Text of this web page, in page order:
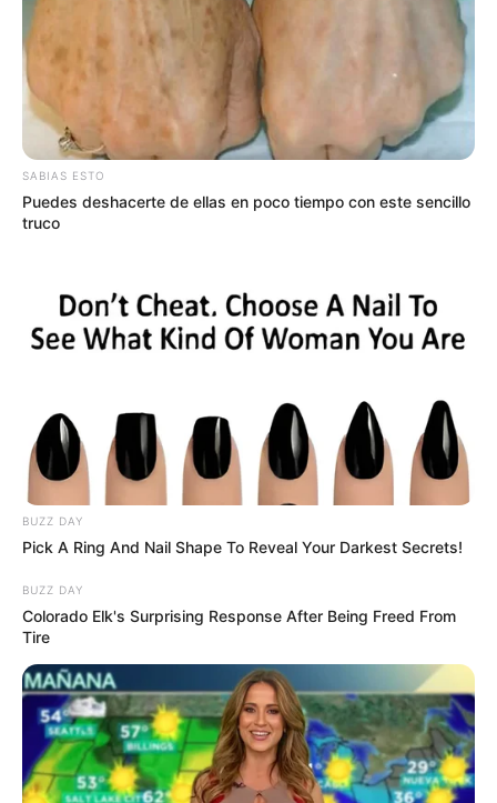
“Todo pasó en un abrir y cerrar de
ojos, el estruendoso rugido de las
sirenas rompió la calma de la
colonia de una manera espantosa
SABIAS ESTO
Puedes deshacerte de ellas en poco tiempo con este sencillo
truco
BUZZ DAY
Pick A Ring And Nail Shape To Reveal Your Darkest Secrets!
BUZZ DAY
Colorado Elk's Surprising Response After Being Freed From
Tire